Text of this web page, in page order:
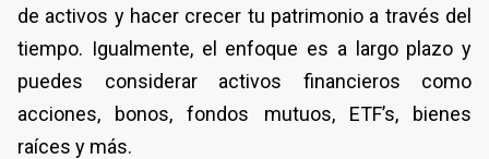
de activos y hacer crecer tu patrimonio a través del
tiempo. Igualmente, el enfoque es a largo plazo y
puedes considerar activos financieros como
acciones, bonos, fondos mutuos, ETF’s, bienes
raíces y más.